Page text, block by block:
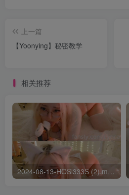
上一篇
【Yoonying】秘密教学
相关推荐
2024-08-13-HOSl333S (2).mp4 – AList